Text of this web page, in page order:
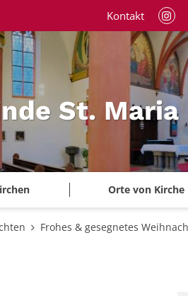
St. Maria
Orte von Kirche
Kontakt
Frohes & gesegnetes